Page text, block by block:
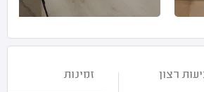
רצון
זמינות